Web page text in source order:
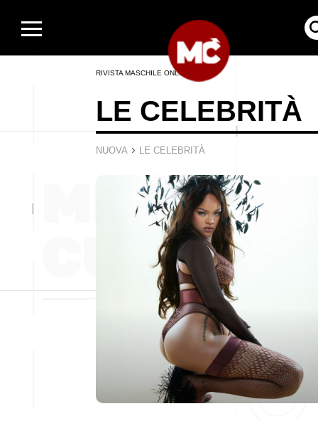
RIVISTA MASCHILE ONLINE
LE CELEBRITÀ
NUOVA › LE CELEBRITÀ